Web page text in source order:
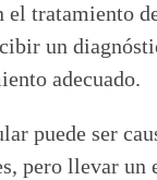
el tratamiento
un
adecuado.
puede ser
pero llevar un